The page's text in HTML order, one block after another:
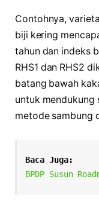
Contohnya,
biji kering
tahun dan indeks
RHS1 dan RHS2
batang bawah
untuk mendukung
metode sambung
Baca Juga:
BPDP Susun